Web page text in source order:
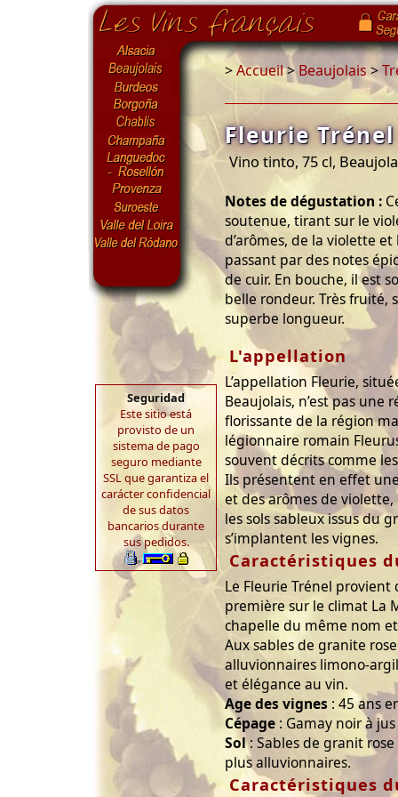
Seguridad
Este sitio está
provisto de un
sistema de pago
seguro mediante
SSL que garantiza el
carácter confidencial
de sus datos
bancarios durante
sus pedidos.
>Accueil>Beaujolais>
Fleurie Trénel
Vino tinto, 75 cl,
Notes de dégustation :
soutenue, tirant sur le
d’arômes, de la violette
passant par des notes
de cuir. En bouche, il est
belle rondeur. Très fruité,
superbe longueur.
L'appellation
L’appellation Fleurie,
Beaujolais, n’est pas une
florissante de la région
légionnaire romain
souvent décrits comme
Ils présentent en effet
et des arômes de violette,
les sols sableux issus du
s’implantent les vignes.
Caractéristiques
Le Fleurie Trénel provient
première sur le climat La
chapelle du même nom
Aux sables de granite
alluvionnaires limono-
et élégance au vin.
Age des vignes : 45 ans
Cépage : Gamay noir à
Sol: Sables de granit
plus alluvionnaires.
Caractéristiques